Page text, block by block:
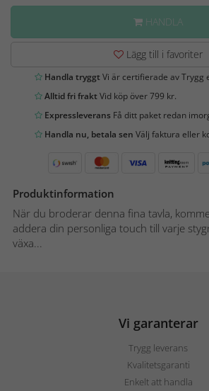
HANDLA
Lägg till i favoriter
Handla tryggtVi är certifierade av Trygg
Alltid fri fraktVid köp över 799 kr.
Expressleverans Få ditt paket redan
Handla nu, betala sen Välj faktura eller
Produktinformation
När du broderar denna fina tavla,
addera din personliga touch till varje
växa...
Vi garanterar
Trygg leverans
Kvalitetsgaranti
Enkelt att handla